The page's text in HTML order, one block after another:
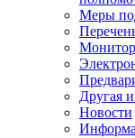
Меры
Другая
Новости